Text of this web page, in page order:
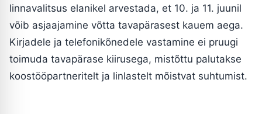
linnavalitsus elanikel arvestada, et 10. ja 11. juunil
võib asjaajamine võtta tavapärasest kauem aega.
Kirjadele ja telefonikõnedele vastamine ei pruugi
toimuda tavapärase kiirusega, mistõttu palutakse
koostööpartneritelt ja linlastelt mõistvat suhtumist.